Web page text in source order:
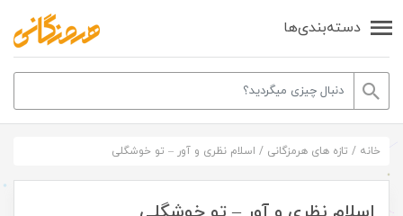
دسته‌بندی‌ها
خانه / تازه های هرمزگانی / اسلام نظری و آور – تو خوشگلی